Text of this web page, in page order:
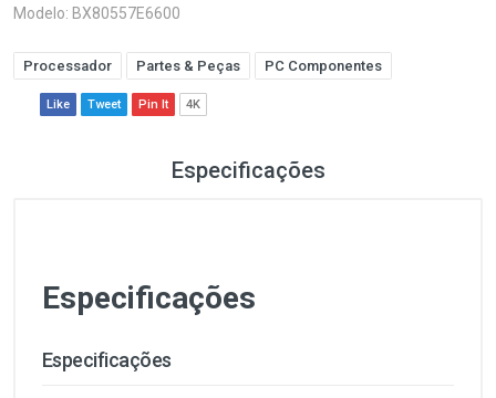
Modelo: BX80557E6600
Processador Partes & Peças PC Componentes
Like Tweet Pin It 4K
Especificações
Especificações
Especificações